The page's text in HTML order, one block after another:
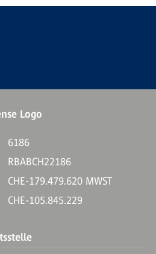
6186
RBABCH22186
CHE-179.479.620 MWST
CHE-105.845.229